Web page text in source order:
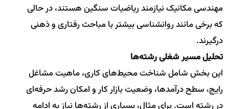
مهندسی مکانیک نیازمند ریاضیات سنگین هستند، در حالی
که برخی مانند روانشناسی بیشتر با مباحث رفتاری و ذهنی
درگیرند.
تحلیل مسیر شغلی رشته‌ها
این بخش شامل شناخت محیط‌های کاری، ماهیت مشاغل
رایج، سطح درآمدها، وضعیت بازار کار و امکان رشد حرفه‌ای
در رشته است. برای مثال، بسیاری از رشته‌ها نیاز به ادامه